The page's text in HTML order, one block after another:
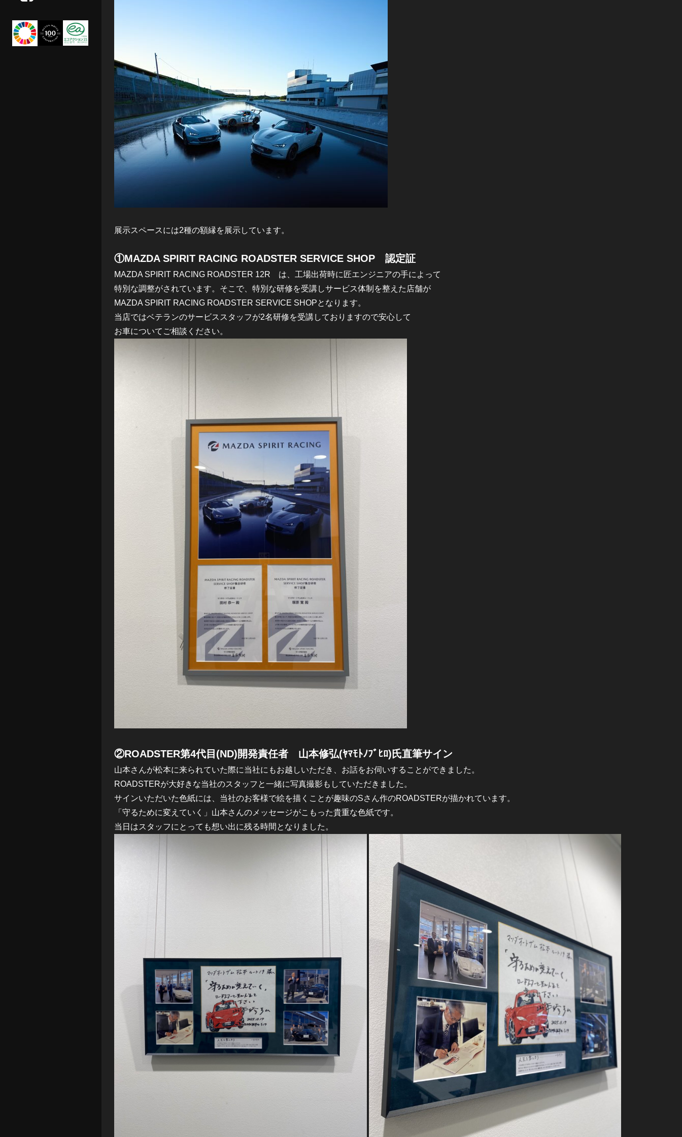
展示スペースには2種の額縁を展示しています。
①MAZDA SPIRIT RACING ROADSTER SERVICE SHOP 認定証
MAZDA SPIRIT RACING ROADSTER 12R は、工場出荷時に匠エンジニアの手によって
特別な調整がされています。そこで、特別な研修を受講しサービス体制を整えた店舗が
MAZDA SPIRIT RACING ROADSTER SERVICE SHOPとなります。
当店ではベテランのサービススタッフが2名研修を受講しておりますので安心して
お車についてご相談ください。
②ROADSTER第4代目(ND)開発責任者 山本修弘(ﾔﾏﾓﾄﾉﾌﾞﾋﾛ)氏直筆サイン
山本さんが松本に来られていた際に当社にもお越しいただき、お話をお伺いすることができました。
ROADSTERが大好きな当社のスタッフと一緒に写真撮影もしていただきました。
サインいただいた色紙には、当社のお客様で絵を描くことが趣味のSさん作のROADSTERが描かれています。
「守るために変えていく」山本さんのメッセージがこもった貴重な色紙です。
当日はスタッフにとっても想い出に残る時間となりました。